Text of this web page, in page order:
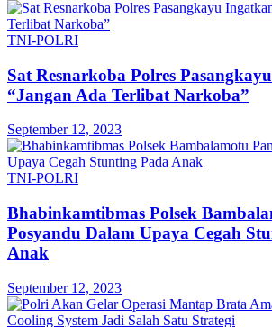
TNI-POLRI
Sat Resnarkoba Polres
“Jangan Ada Terlibat Narkoba”
September 12, 2023
TNI-POLRI
Bhabinkamtibmas Polsek
Posyandu Dalam Upaya Cegah
Anak
September 12, 2023